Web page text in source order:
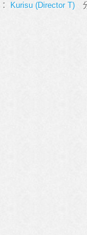
Kurisu (Director T)